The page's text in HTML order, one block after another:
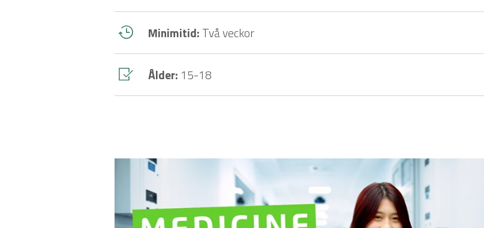
Minimitid: Två veckor
Ålder: 15-18